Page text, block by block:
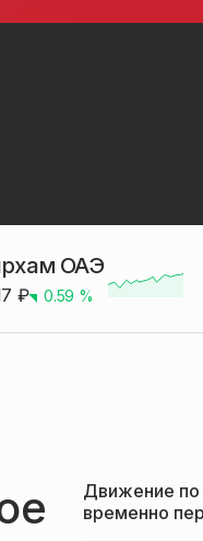
ОАЭ
₽ 0.59 %
Движение
временно